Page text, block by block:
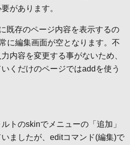
があります。
既存のページ内容を表示するの
に編集画面が空となります。不
内容を変更する事がないため、
くだけのページではaddを使う
トのskinでメニューの「追加」
ましたが、editコマンド(編集)で